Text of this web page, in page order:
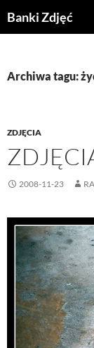
doBanki Zdjęć
Archiwa tagu:
ZDJĘCIA
2008-11-23